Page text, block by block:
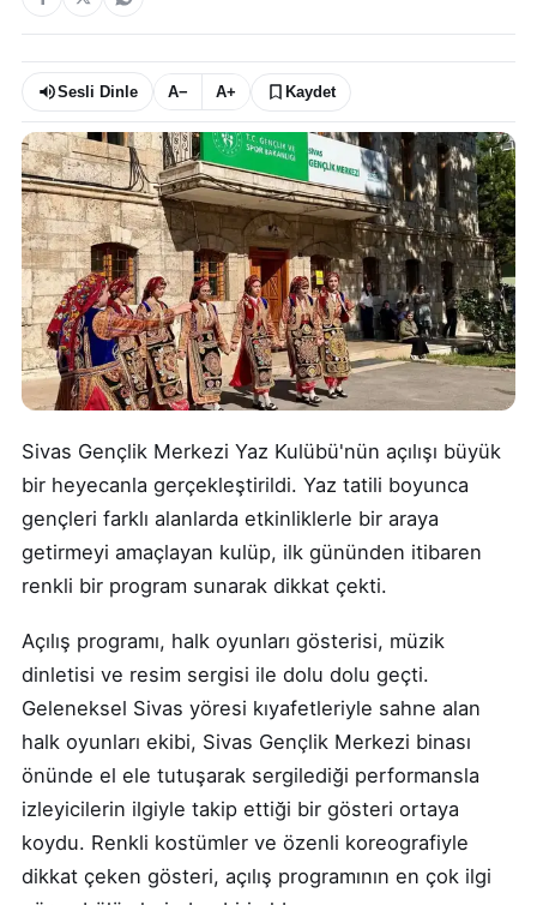
Sesli Dinle A− A+ Kaydet
Sivas Gençlik Merkezi Yaz Kulübü'nün açılışı büyük
bir heyecanla gerçekleştirildi. Yaz tatili boyunca
gençleri farklı alanlarda etkinliklerle bir araya
getirmeyi amaçlayan kulüp, ilk gününden itibaren
renkli bir program sunarak dikkat çekti.
Açılış programı, halk oyunları gösterisi, müzik
dinletisi ve resim sergisi ile dolu dolu geçti.
Geleneksel Sivas yöresi kıyafetleriyle sahne alan
halk oyunları ekibi, Sivas Gençlik Merkezi binası
önünde el ele tutuşarak sergilediği performansla
izleyicilerin ilgiyle takip ettiği bir gösteri ortaya
koydu. Renkli kostümler ve özenli koreografiyle
dikkat çeken gösteri, açılış programının en çok ilgi